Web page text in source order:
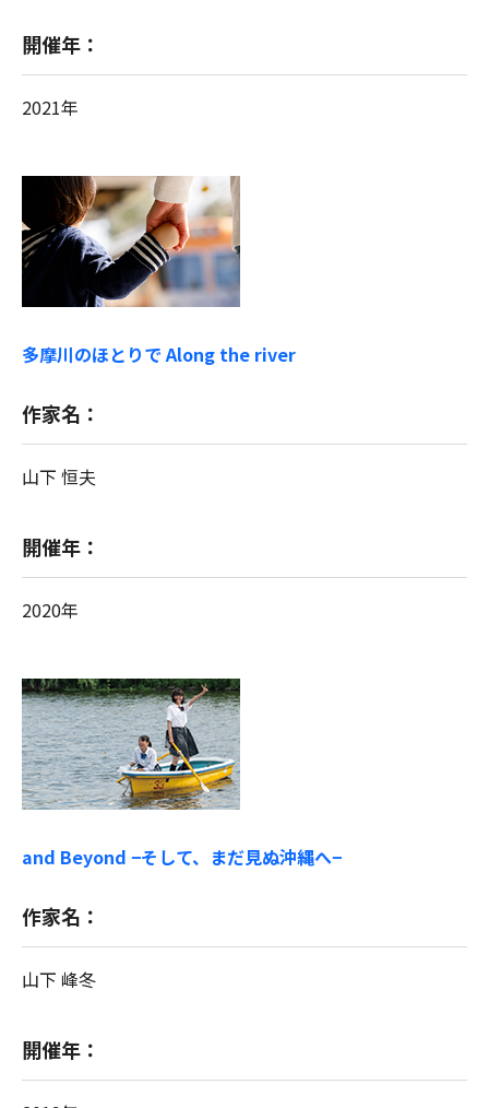
開催年：
2021年
多摩川のほとりで Along the river
作家名：
山下 恒夫
開催年：
2020年
and Beyond −そして、まだ見ぬ沖縄へ−
作家名：
山下 峰冬
開催年：